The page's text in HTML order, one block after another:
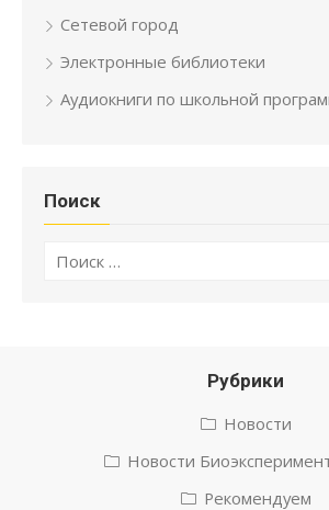
Сетевой город
Электронные библиотеки
Аудиокниги по школьной
Поиск
Рубрики
Новости
Новости
Рекомендуем